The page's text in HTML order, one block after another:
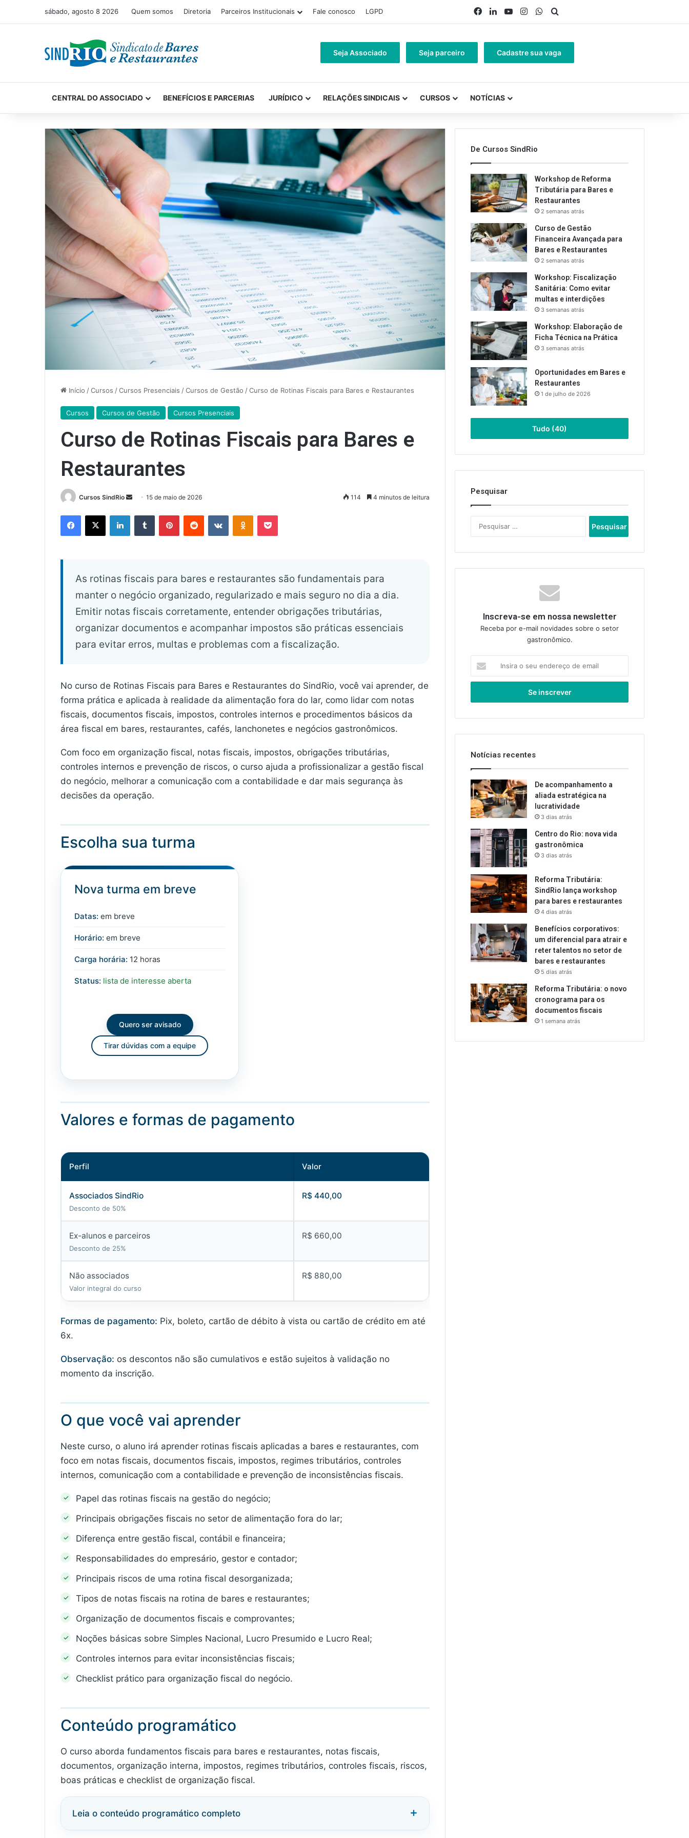
sábado, agosto 8 2026 Quem somos Diretoria Parceiros Institucionais Fale conosco LGPD Facebook
LinkedinYouTubeInstagramWhatsApp
Seja Associado Seja parceiro Cadastre sua vaga
CENTRAL DO ASSOCIADO BENEFÍCIOS E PARCERIAS JURÍDICO RELAÇÕES SINDICAIS CURSOS NOTÍCIAS
Início /Cursos /Cursos Presenciais /Cursos de Gestão /Curso de Rotinas Fiscais para Bares e Restaurantes
Cursos Cursos de Gestão Cursos Presenciais
Curso de Rotinas Fiscais para Bares e
Restaurantes
Cursos SindRio
Mande
mail
15 de maio de 2026 114 4 minutos de leitura
Facebook
X LinkedinTumblr PinterestReddit VK OK Pocket
As rotinas fiscais para bares e restaurantes são fundamentais para
manter o negócio organizado, regularizado e mais seguro no dia a dia.
Emitir notas fiscais corretamente, entender obrigações tributárias,
organizar documentos e acompanhar impostos são práticas essenciais
para evitar erros, multas e problemas com a fiscalização.
No curso de Rotinas Fiscais para Bares e Restaurantes do SindRio, você vai aprender, de
forma prática e aplicada à realidade da alimentação fora do lar, como lidar com notas
fiscais, documentos fiscais, impostos, controles internos e procedimentos básicos da
área fiscal em bares, restaurantes, cafés, lanchonetes e negócios gastronômicos.
Com foco em organização fiscal, notas fiscais, impostos, obrigações tributárias,
controles internos e prevenção de riscos, o curso ajuda a profissionalizar a gestão fiscal
do negócio, melhorar a comunicação com a contabilidade e dar mais segurança às
decisões da operação.
Escolha sua turma
Nova turma em breve
Datas: em breve
Horário: em breve
Carga horária: 12 horas
Status: lista de interesse aberta
Quero ser avisado
Tirar dúvidas com a equipe
Valores e formas de pagamento
Perfil Valor
Associados SindRio
Desconto de 50%
R$ 440,00
Ex-alunos e parceiros
Desconto de 25%
R$ 660,00
Não associados
Valor integral do curso
R$ 880,00
Formas de pagamento: Pix, boleto, cartão de débito à vista ou cartão de crédito em até
6x.
Observação: os descontos não são cumulativos e estão sujeitos à validação no
momento da inscrição.
O que você vai aprender
Neste curso, o aluno irá aprender rotinas fiscais aplicadas a bares e restaurantes, com
foco em notas fiscais, documentos fiscais, impostos, regimes tributários, controles
internos, comunicação com a contabilidade e prevenção de inconsistências fiscais.
Papel das rotinas fiscais na gestão do negócio;
Principais obrigações fiscais no setor de alimentação fora do lar;
Diferença entre gestão fiscal, contábil e financeira;
Responsabilidades do empresário, gestor e contador;
Principais riscos de uma rotina fiscal desorganizada;
Tipos de notas fiscais na rotina de bares e restaurantes;
Organização de documentos fiscais e comprovantes;
Noções básicas sobre Simples Nacional, Lucro Presumido e Lucro Real;
Controles internos para evitar inconsistências fiscais;
Checklist prático para organização fiscal do negócio.
Conteúdo programático
O curso aborda fundamentos fiscais para bares e restaurantes, notas fiscais,
documentos, organização interna, impostos, regimes tributários, controles fiscais, riscos,
boas práticas e checklist de organização fiscal.
Leia o conteúdo programático completo
De Cursos SindRio
Workshop de Reforma
Tributária para Bares e
Restaurantes
2 semanas atrás
Curso de Gestão
Financeira Avançada para
Bares e Restaurantes
2 semanas atrás
Workshop: Fiscalização
Sanitária: Como evitar
multas e interdições
3 semanas atrás
Workshop: Elaboração de
Ficha Técnica na Prática
3 semanas atrás
Oportunidades em Bares e
Restaurantes
1 de julho de 2026
Tudo (40)
Pesquisar
por:
Inscreva-se em nossa newsletter
Receba por e-mail novidades sobre o setor
gastronômico.
seu
de
Notícias recentes
De acompanhamento a
aliada estratégica na
lucratividade
3 dias atrás
Centro do Rio: nova vida
gastronômica
3 dias atrás
Reforma Tributária:
SindRio lança workshop
para bares e restaurantes
4 dias atrás
Benefícios corporativos:
um diferencial para atrair e
reter talentos no setor de
bares e restaurantes
5 dias atrás
Reforma Tributária: o novo
cronograma para os
documentos fiscais
1 semana atrás